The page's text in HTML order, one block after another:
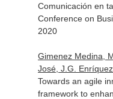
Comunicación en
Conference on
2020
Gimenez Medina,
José, J.G.
Towards an agile
framework to